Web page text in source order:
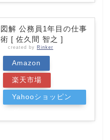
図解 公務員1年目の仕事
術 [ 佐久間 智之 ]
created by Rinker
Amazon
楽天市場
Yahooショッピン